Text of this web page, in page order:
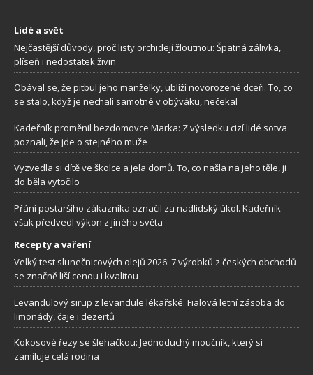
Lidé a svět
Nejčastější důvody, proč listy orchidejí žloutnou: Špatná zálivka,
plíseň i nedostatek živin
Obával se, že pitbul jeho manželky, ublíží novorozené dceři. To, co
se stalo, když je nechali samotné v obýváku, nečekal
Kadeřník proměnil bezdomovce Marka: Z výsledku cizí lidé sotva
poznali, že jde o stejného muže
Vyzvedla si dítě ve školce a jela domů. To, co našla na jeho těle, ji
do běla vytočilo
Přání postaršího zákazníka označil za nadlidský úkol. Kadeřník
však předvedl výkon z jiného světa
Recepty a vaření
Velký test slunečnicových olejů 2026: 7 výrobků z českých obchodů
se značně liší cenou i kvalitou
Levandulový sirup z levandule lékařské: Fialová letní zásoba do
limonády, čaje i dezertů
Kokosové řezy se šlehačkou: Jednoduchý moučník, který si
zamiluje celá rodina